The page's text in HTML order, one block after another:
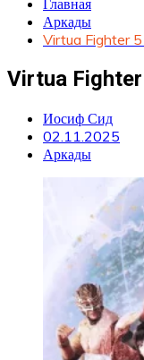
Главная
Аркады
Virtua Fighter 5
Virtua Fighter
Иосиф Сид
02.11.2025
Аркады